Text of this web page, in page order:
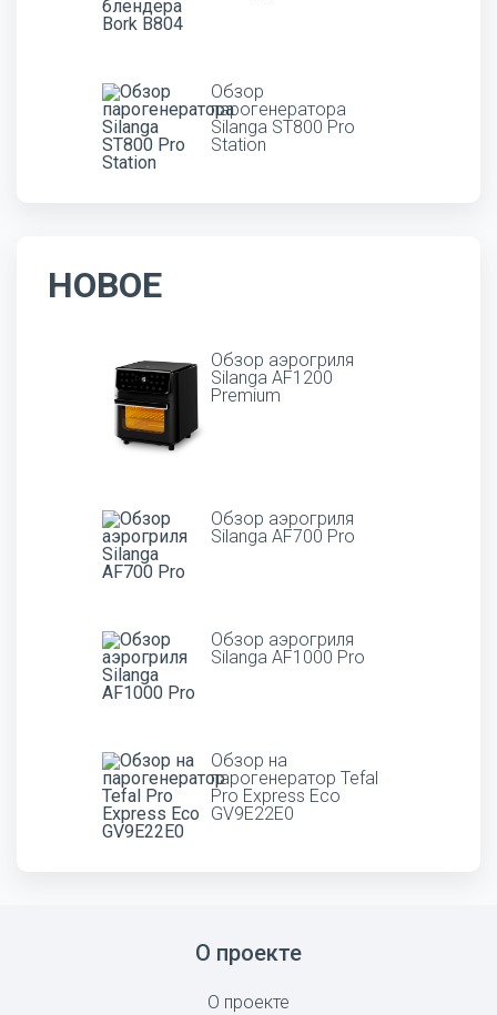
Обзор
парогенератора
Silanga ST800 Pro
Station
НОВОЕ
Обзор аэрогриля
Silanga AF1200
Premium
Обзор аэрогриля
Silanga AF700 Pro
Обзор аэрогриля
Silanga AF1000 Pro
Обзор на
парогенератор Tefal
Pro Express Eco
GV9E22E0
О проекте
О проекте